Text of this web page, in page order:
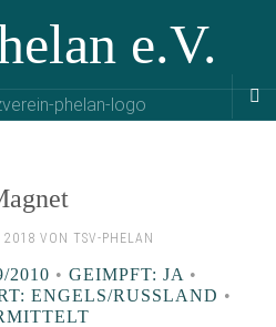
e.V.
VON TSV-PHELAN
2010 • GEIMPFT: JA •
ENGELS/RUSSLAND •